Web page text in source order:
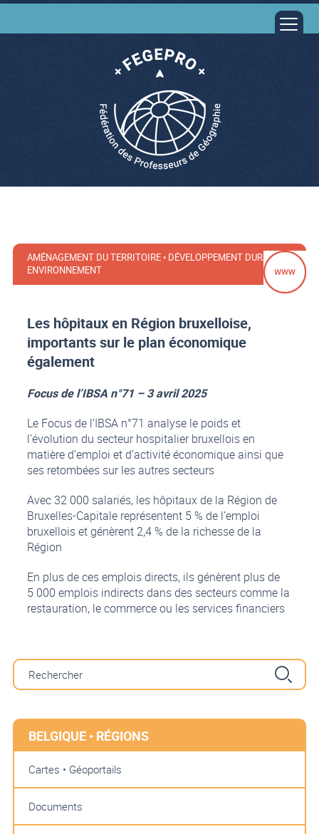
AMÉNAGEMENT DU TERRITOIRE • DÉVELOPPEMENT DURABLE •
ENVIRONNEMENT
Les hôpitaux en Région bruxelloise,
importants sur le plan économique
également
Focus de l’IBSA n°71 – 3 avril 2025
Le Focus de l’IBSA n°71 analyse le poids et
l’évolution du secteur hospitalier bruxellois en
matière d’emploi et d’activité économique ainsi que
ses retombées sur les autres secteurs
Avec 32 000 salariés, les hôpitaux de la Région de
Bruxelles-Capitale représentent 5 % de l’emploi
bruxellois et génèrent 2,4 % de la richesse de la
Région
En plus de ces emplois directs, ils génèrent plus de
5 000 emplois indirects dans des secteurs comme la
restauration, le commerce ou les services financiers
BELGIQUE • RÉGIONS
Cartes • Géoportails
Documents